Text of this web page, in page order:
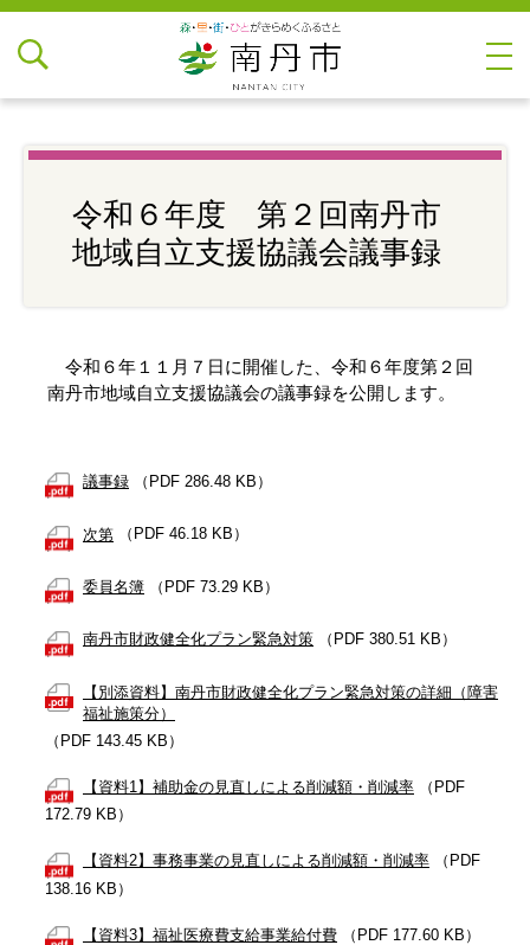
令和６年度 第２回南丹市
地域自立支援協議会議事録
令和６年１１月７日に開催した、令和６年度第２回
南丹市地域自立支援協議会の議事録を公開します。
議事録 （PDF 286.48 KB）
次第 （PDF 46.18 KB）
委員名簿 （PDF 73.29 KB）
南丹市財政健全化プラン緊急対策 （PDF 380.51 KB）
【別添資料】南丹市財政健全化プラン緊急対策の詳細（障害
福祉施策分）
（PDF 143.45 KB）
【資料1】補助金の見直しによる削減額・削減率 （PDF
172.79 KB）
【資料2】事務事業の見直しによる削減額・削減率 （PDF
138.16 KB）
【資料3】福祉医療費支給事業給付費 （PDF 177.60 KB）